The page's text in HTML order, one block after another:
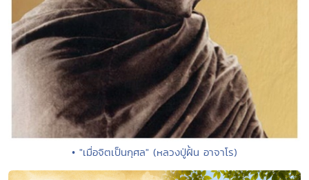
• "เมื่อจิตเป็นกุศล" (หลวงปู่ฝั้น อาจาโร)